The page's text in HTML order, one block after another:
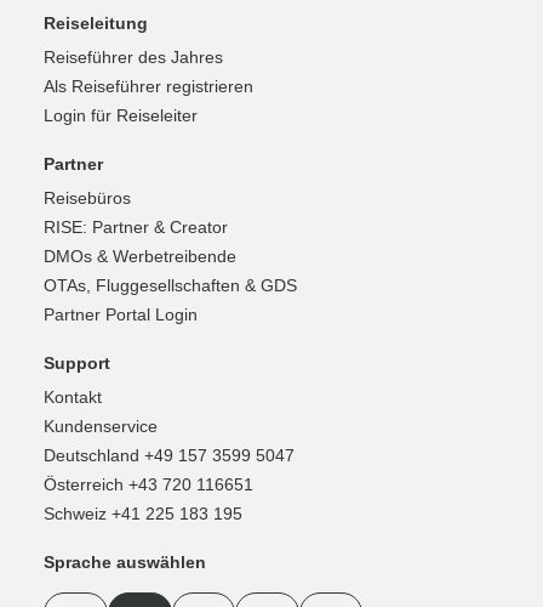
Reiseleitung
Reiseführer des Jahres
Als Reiseführer registrieren
Login für Reiseleiter
Partner
Reisebüros
RISE: Partner & Creator
DMOs & Werbetreibende
OTAs, Fluggesellschaften & GDS
Partner Portal Login
Support
Kontakt
Kundenservice
Deutschland +49 157 3599 5047
Österreich +43 720 116651
Schweiz +41 225 183 195
Sprache auswählen